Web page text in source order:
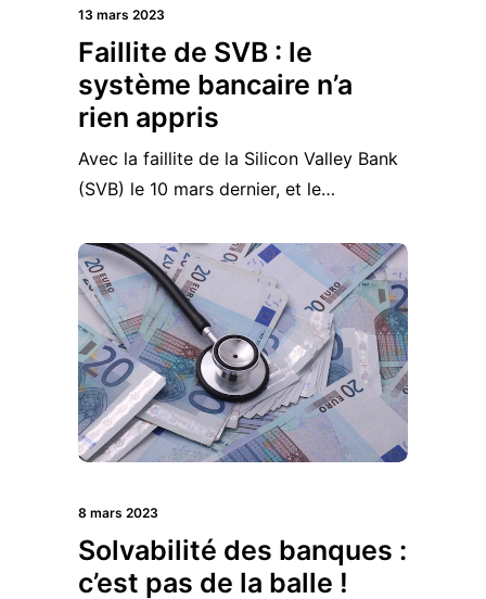
13 mars 2023
Faillite de SVB : le
système bancaire n’a
rien appris
Avec la faillite de la Silicon Valley Bank
(SVB) le 10 mars dernier, et le…
8 mars 2023
Solvabilité des banques :
c’est pas de la balle !